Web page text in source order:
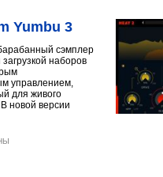
Yumbu 3
сэмплер
наборов
управлением,
для живого
новой версии